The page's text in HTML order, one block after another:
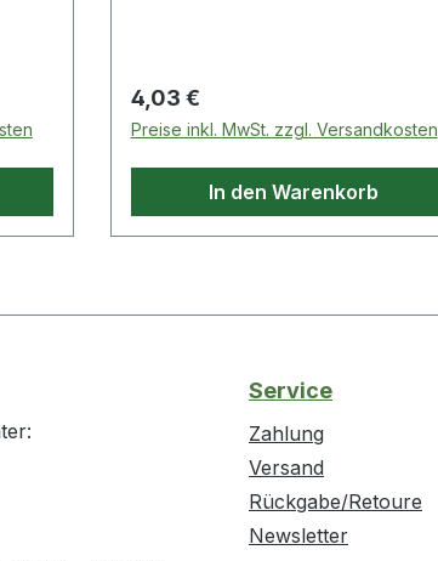
Regulärer Preis:
4,03 €
Preise inkl. MwSt. zzgl. Versandkosten
In den Warenkorb
Service
Zahlung
Versand
Rückgabe/Retoure
Newsletter